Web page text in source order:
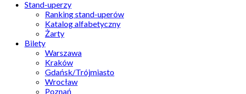
Stand-uperzy
Ranking stand-uperów
Katalog alfabetyczny
Żarty
Bilety
Warszawa
Kraków
Gdańsk/Trójmiasto
Wrocław
Poznań